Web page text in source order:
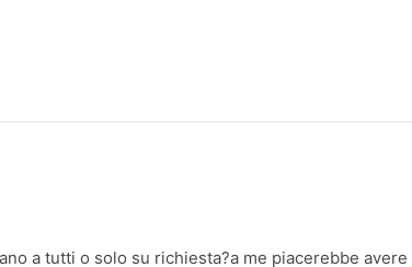
a tutti o solo su richiesta?a me piacerebbe